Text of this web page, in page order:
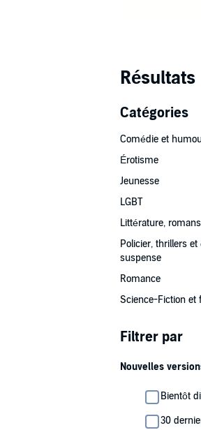
Catégories
Comédie et
Érotisme
Jeunesse
LGBT
Littérature,
Policier, thrillers
suspense
Romance
Science-Fiction et
Filtrer par
Nouvelles
Bientôt
30